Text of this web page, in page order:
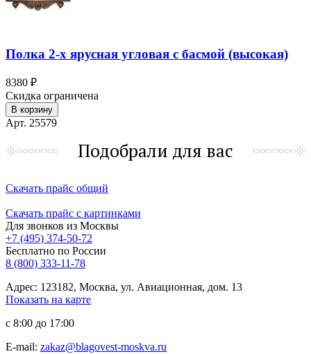
Полка 2-х ярусная угловая с басмой (высокая)
8380 ₽
Скидка ограничена
В корзину
Арт. 25579
Подобрали для вас
Скачать прайс общий
Скачать прайс с картинками
Для звонков из Москвы
+7 (495) 374-50-72
Бесплатно по России
8 (800) 333-11-78
Адрес: 123182, Москва, ул. Авиационная, дом. 13
Показать на карте
с 8:00 до 17:00
E-mail: zakaz@blagovest-moskva.ru